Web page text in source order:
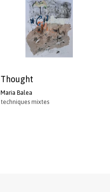
Thought
Maria Balea
techniques mixtes